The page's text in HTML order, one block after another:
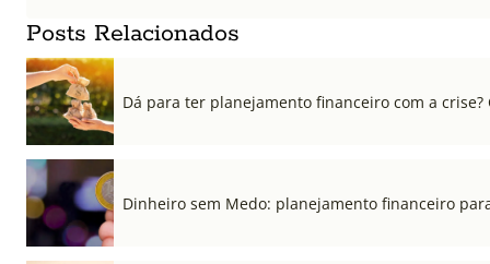
Posts Relacionados
Dá para ter planejamento financeiro com a crise?
Dinheiro sem Medo: planejamento financeiro